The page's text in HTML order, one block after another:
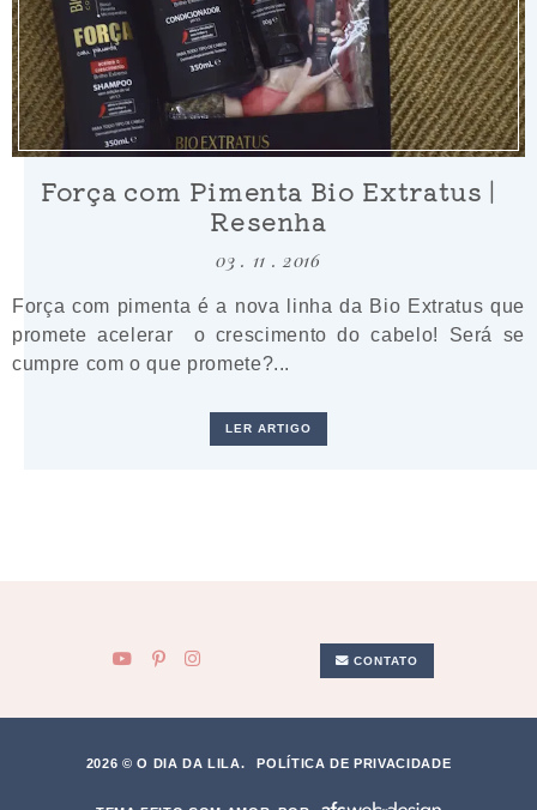
Força com Pimenta Bio Extratus |
Resenha
03 . 11 . 2016
Força com pimenta é a nova linha da Bio Extratus que
promete acelerar o crescimento do cabelo! Será se
cumpre com o que promete?...
LER ARTIGO
CONTATO
2026 © O DIA DA LILA. POLÍTICA DE PRIVACIDADE